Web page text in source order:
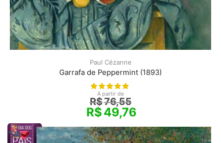
Paul Cézanne
Garrafa de Peppermint (1893)
A partir de
R$76,55
R$49,76